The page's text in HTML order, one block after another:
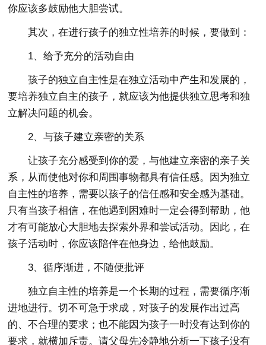
你应该多鼓励他大胆尝试。
其次，在进行孩子的独立性培养的时候，要做到：
1、给予充分的活动自由
孩子的独立自主性是在独立活动中产生和发展的，
要培养独立自主的孩子，就应该为他提供独立思考和独
立解决问题的机会。
2、与孩子建立亲密的关系
让孩子充分感受到你的爱，与他建立亲密的亲子关
系，从而使他对你和周围事物都具有信任感。因为独立
自主性的培养，需要以孩子的信任感和安全感为基础。
只有当孩子相信，在他遇到困难时一定会得到帮助，他
才有可能放心大胆地去探索外界和尝试活动。因此，在
孩子活动时，你应该陪伴在他身边，给他鼓励。
3、循序渐进，不随便批评
独立自主性的培养是一个长期的过程，需要循序渐
进地进行。切不可急于求成，对孩子的发展作出过高
的、不合理的要求；也不能因为孩子一时没有达到你的
要求，就横加斥责。请父母先冷静地分析一下孩子没有